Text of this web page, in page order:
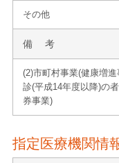
その他
備 考
(2)市町村事業(健康増
診(平成14年度以降)の
券事業)
指定医療機関情